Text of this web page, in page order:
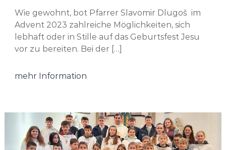
Wie gewohnt, bot Pfarrer Slavomir Dlugoš im
Advent 2023 zahlreiche Möglichkeiten, sich
lebhaft oder in Stille auf das Geburtsfest Jesu
vor zu bereiten. Bei der […]
mehr Information